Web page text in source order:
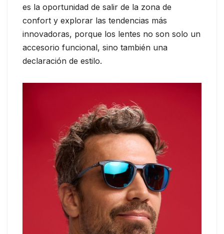
es la oportunidad de salir de la zona de
confort y explorar las tendencias más
innovadoras, porque los lentes no son solo un
accesorio funcional, sino también una
declaración de estilo.